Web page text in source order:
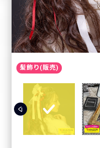
髪飾り(販売)